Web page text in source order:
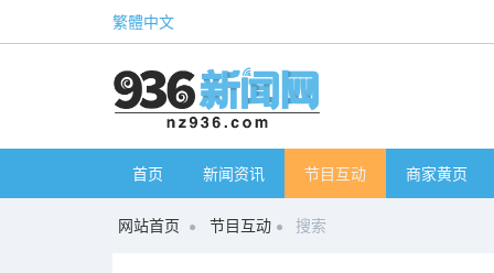
繁體中文
首页 新闻资讯 节目互动 商家黄页
网站首页 节目互动 搜索